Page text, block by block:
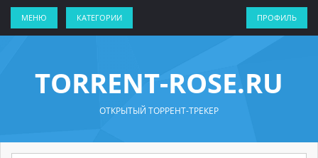
МЕНЮ КАТЕГОРИИ ПРОФИЛЬ
TORRENT-ROSE.RU
ОТКРЫТЫЙ ТОРРЕНТ-ТРЕКЕР